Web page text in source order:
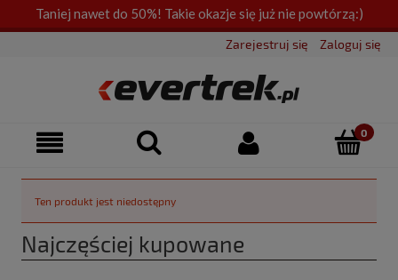
Taniej nawet do 50%! Takie okazje się już nie powtórzą:)
Zarejestruj się Zaloguj się
Ten produkt jest niedostępny
Najczęściej kupowane